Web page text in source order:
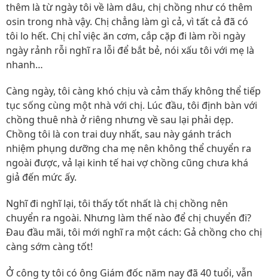
thêm là từ ngày tôi về làm dâu, chị chồng như có thêm
osin trong nhà vậy. Chị chẳng làm gì cả, vì tất cả đã có
tôi lo hết. Chị chỉ việc ăn cơm, cắp cặp đi làm rồi ngày
ngày rảnh rỗi nghĩ ra lỗi để bắt bẻ, nói xấu tôi với mẹ là
nhanh…
Càng ngày, tôi càng khó chịu và cảm thấy không thể tiếp
tục sống cùng một nhà với chị. Lúc đầu, tôi định bàn với
chồng thuê nhà ở riêng nhưng về sau lại phải dẹp.
Chồng tôi là con trai duy nhất, sau này gánh trách
nhiệm phụng dưỡng cha mẹ nên không thể chuyển ra
ngoài được, vả lại kinh tế hai vợ chồng cũng chưa khá
giả đến mức ấy.
Nghĩ đi nghĩ lại, tôi thấy tốt nhất là chị chồng nên
chuyển ra ngoài. Nhưng làm thế nào để chị chuyển đi?
Đau đầu mãi, tôi mới nghĩ ra một cách: Gả chồng cho chị
càng sớm càng tốt!
Ở công ty tôi có ông Giám đốc năm nay đã 40 tuổi, vẫn